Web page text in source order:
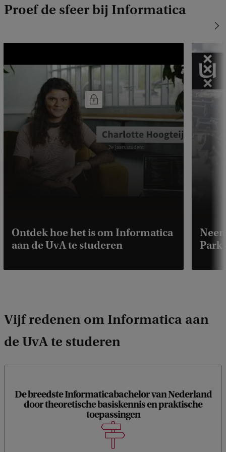
Proef de sfeer bij Informatica
Ontdek hoe het is om Informatica
aan de UvA te studeren
Park
Vijf redenen om Informatica aan
de UvA te studeren
De breedste Informaticabachelor van Nederland
door theoretische basiskennis en praktische
toepassingen
Bij de bachelor Informatica aan de UvA doe je een perfecte
mix op van theoretische basiskennis en praktische
toepassingen. Daarbij krijg je een bredere theoretische
basiskennis dan bij andere informaticabachelors in